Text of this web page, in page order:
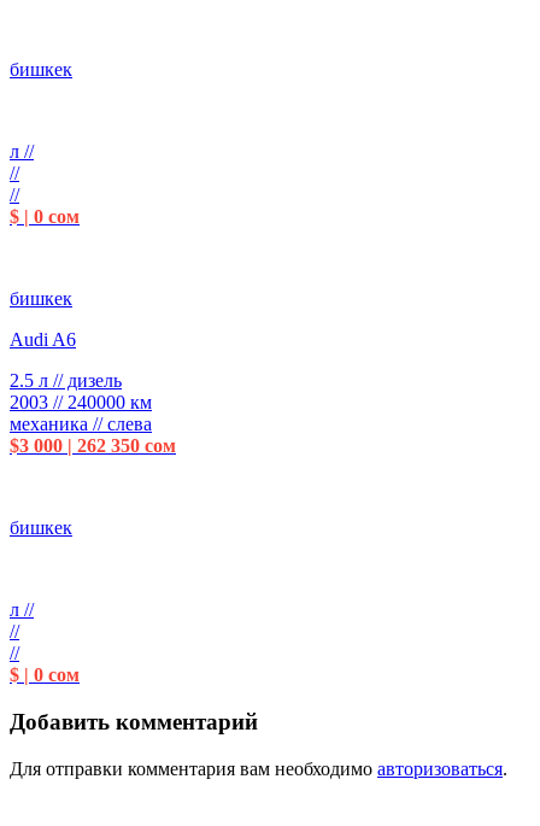
бишкек
л //
//
//
$ | 0 сом
бишкек
Audi A6
2.5 л // дизель
2003 // 240000 км
механика // слева
$3 000 | 262 350 сом
бишкек
л //
//
//
$ | 0 сом
Добавить комментарий
Для отправки комментария вам необходимо авторизоваться.